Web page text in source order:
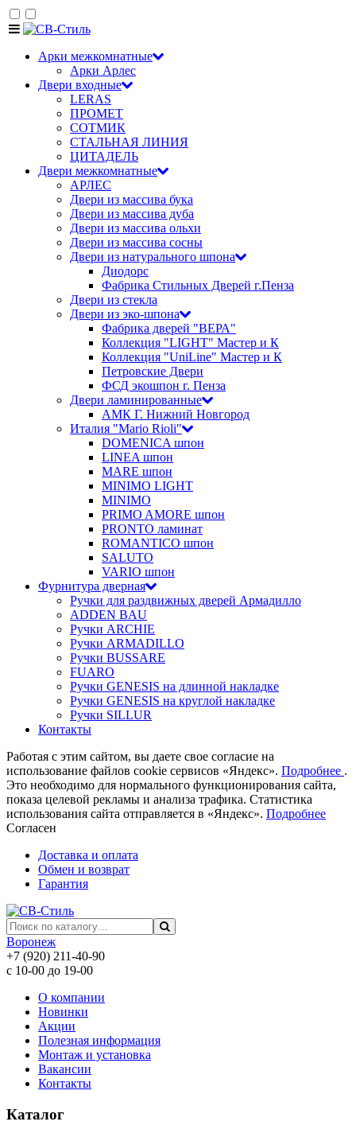
Арки межкомнатные
Арки Арлес
Двери входные
LERAS
ПРОМЕТ
СОТМИК
СТАЛЬНАЯ ЛИНИЯ
ЦИТАДЕЛЬ
Двери межкомнатные
АРЛЕС
Двери из массива бука
Двери из массива дуба
Двери из массива ольхи
Двери из массива сосны
Двери из натурального шпона
Диодорс
Фабрика Стильных Дверей г.Пенза
Двери из стекла
Двери из эко-шпона
Фабрика дверей "ВЕРА"
Коллекция "LIGHT" Мастер и К
Коллекция "UniLine" Мастер и К
Петровские Двери
ФСД экошпон г. Пенза
Двери ламинированные
АМК Г. Нижний Новгород
Италия "Mario Rioli"
DOMENICA шпон
LINEA шпон
MARE шпон
MINIMO LIGHT
MINIMO
PRIMO AMORE шпон
PRONTO ламинат
ROMANTICO шпон
SALUTO
VARIO шпон
Фурнитура дверная
Ручки для раздвижных дверей Армадилло
ADDEN BAU
Ручки ARCHIE
Ручки ARMADILLO
Ручки BUSSARE
FUARO
Ручки GENESIS на длинной накладке
Ручки GENESIS на круглой накладке
Ручки SILLUR
Контакты
Работая с этим сайтом, вы даете свое согласие на
использование файлов cookie сервисов «Яндекс». Подробнее .
Это необходимо для нормального функционирования сайта,
показа целевой рекламы и анализа трафика. Статистика
использования сайта отправляется в «Яндекс». Подробнее
Согласен
Доставка и оплата
Обмен и возврат
Гарантия
Воронеж
+7 (920) 211-40-90
с 10-00 до 19-00
О компании
Новинки
Акции
Полезная информация
Монтаж и установка
Вакансии
Контакты
Каталог